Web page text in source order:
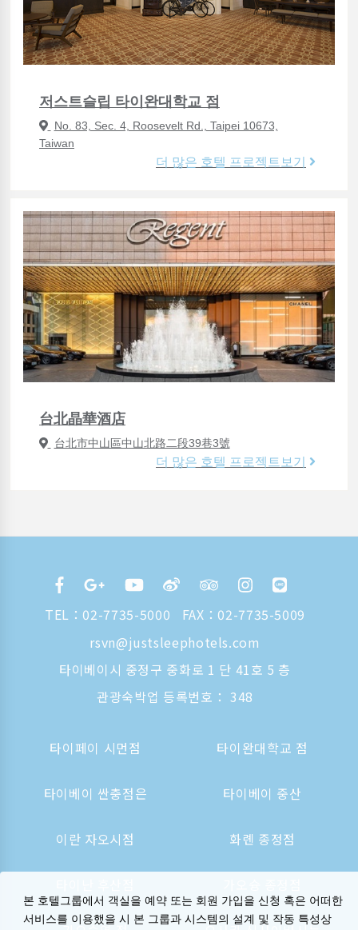
저스트슬립 타이완대학교 점
No. 83, Sec. 4, Roosevelt Rd., Taipei 10673,
Taiwan
더 많은 호텔 프로젝트보기
台北晶華酒店
台北市中山區中山北路二段39巷3號
더 많은 호텔 프로젝트보기
TEL： 02-7735-5000
FAX：02-7735-5009
rsvn@justsleephotels.com
타이베이시 중정구 중화로 1 단 41호 5 층
관광숙박업 등록번호： 348
타이페이 시먼점 타이완대학교 점
타이베이 싼충점은 타이베이 중산
이란 자오시점 화롄 종정점
본 호텔그룹에서 객실을 예약 또는 회원 가입을 신청 혹은 어떠한
서비스를 이용했을 시 본 그룹과 시스템의 설계 및 작동 특성상